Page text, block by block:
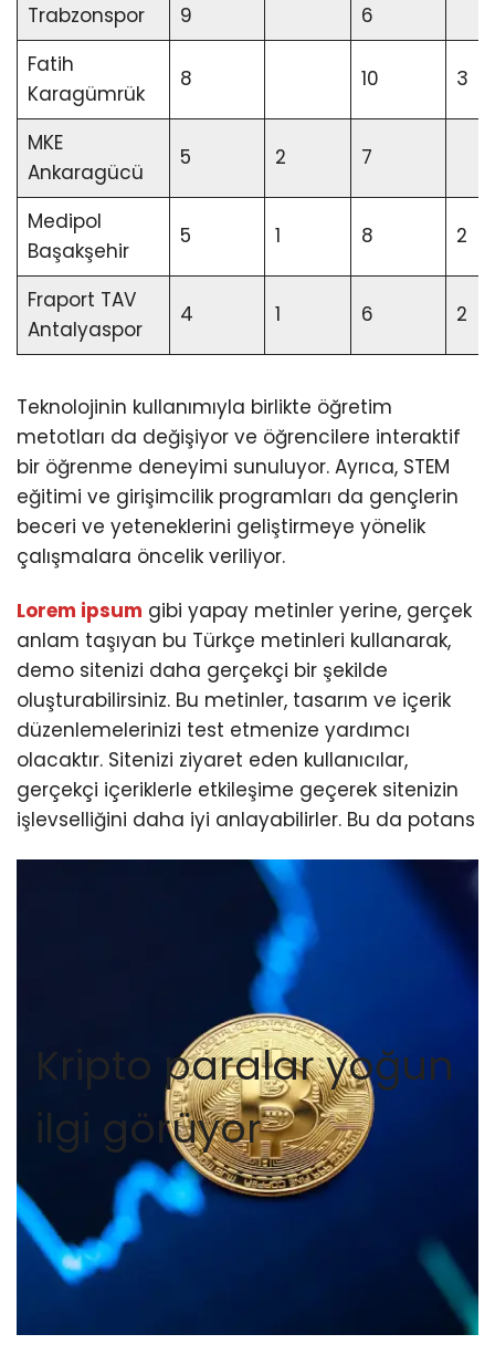
Trabzonspor 9
6
Fatih
Karagümrük
8 10 3
MKE
Ankaragücü
5 2 7
Medipol
Başakşehir
5 1 8 2
Fraport TAV
Antalyaspor
4 1 6 2
Teknolojinin kullanımıyla birlikte öğretim
metotları da değişiyor ve öğrencilere interaktif
bir öğrenme deneyimi sunuluyor. Ayrıca, STEM
eğitimi ve girişimcilik programları da gençlerin
beceri ve yeteneklerini geliştirmeye yönelik
çalışmalara öncelik veriliyor.
Lorem ipsum gibi yapay metinler yerine, gerçek
anlam taşıyan bu Türkçe metinleri kullanarak,
demo sitenizi daha gerçekçi bir şekilde
oluşturabilirsiniz. Bu metinler, tasarım ve içerik
düzenlemelerinizi test etmenize yardımcı
olacaktır. Sitenizi ziyaret eden kullanıcılar,
gerçekçi içeriklerle etkileşime geçerek sitenizin
işlevselliğini daha iyi anlayabilirler. Bu da potans
Kripto paralar yoğun
ilgi görüyor